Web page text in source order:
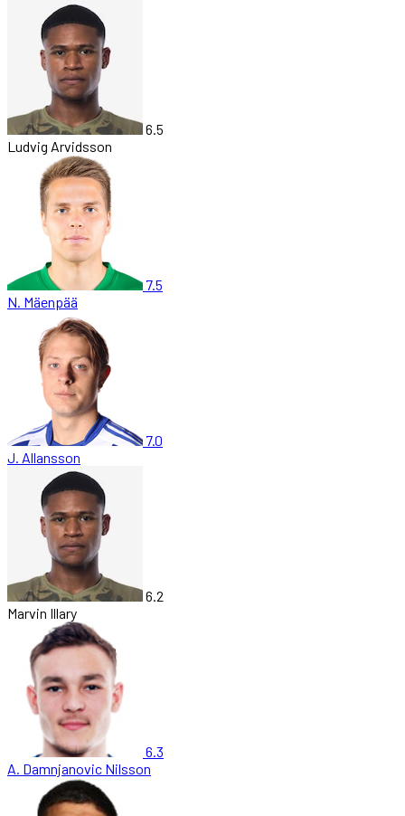
6.5
Ludvig Arvidsson
7.5
N. Mäenpää
7.0
J. Allansson
6.2
Marvin Illary
6.3
A. Damnjanovic Nilsson